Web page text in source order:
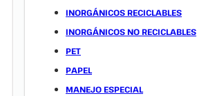
INORGÁNICOS RECICLABLES
INORGÁNICOS NO RECICLABLES
PET
PAPEL
MANEJO ESPECIAL